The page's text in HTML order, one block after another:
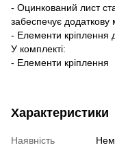
- Оцинкований лист
забеспечує додаткову
- Елементи кріплення
У комплекті:
- Елементи кріплення
Характеристики
Наявність